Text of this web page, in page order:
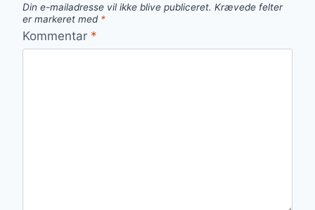
Din e-mailadresse vil ikke blive publiceret. Krævede felter
er markeret med *
Kommentar *